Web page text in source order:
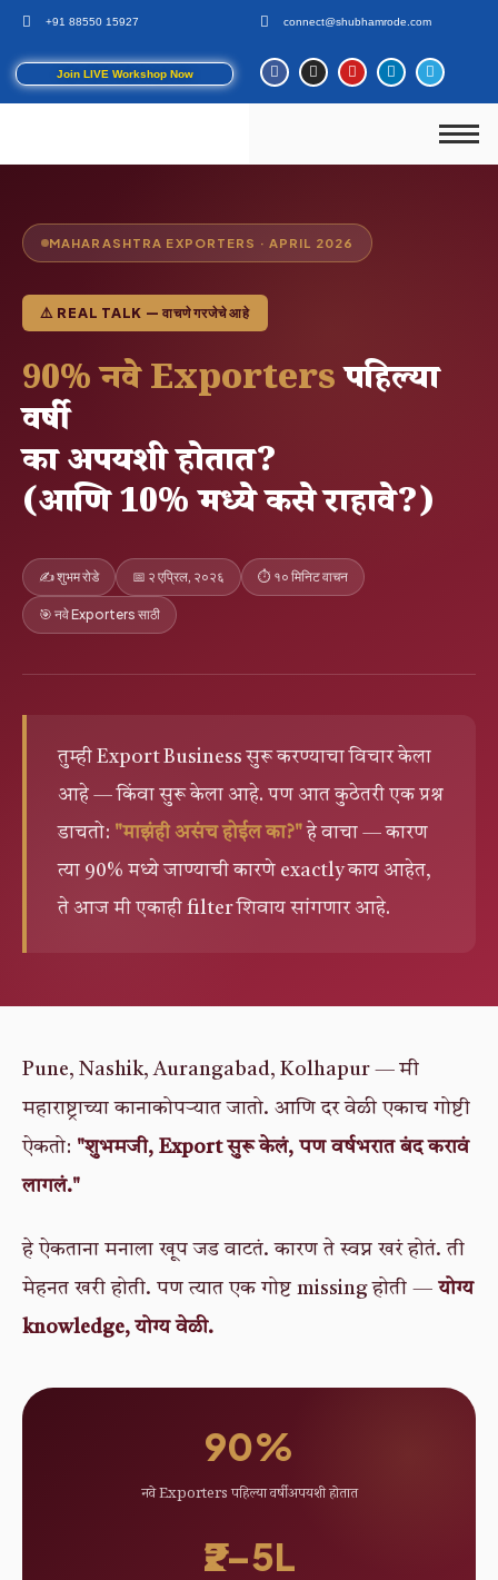
+91 88550 15927 connect@shubhamrode.com
Join LIVE Workshop Now
MAHARASHTRA EXPORTERS · APRIL 2026
⚠️ REAL TALK — वाचणे गरजेचे आहे
90% नवे Exportersपहिल्या
वर्षी
का अपयशी होतात?
(आणि 10% मध्ये कसे राहावे?)
✍️ शुभम रोडे 📅 २ एप्रिल, २०२६ ⏱ १० मिनिट वाचन
🎯 नवे Exporters साठी
तुम्ही Export Business सुरू करण्याचा विचार केला
आहे — किंवा सुरू केला आहे. पण आत कुठेतरी एक प्रश्न
डाचतो: "माझंही असंच होईल का?"हे वाचा — कारण
त्या 90% मध्ये जाण्याची कारणे exactly काय आहेत,
ते आज मी एकाही filter शिवाय सांगणार आहे.
Pune, Nashik, Aurangabad, Kolhapur — मी
महाराष्ट्राच्या कानाकोपऱ्यात जातो. आणि दर वेळी एकाच गोष्टी
ऐकतो: "शुभमजी, Export सुरू केलं, पण वर्षभरात बंद करावं
लागलं."
हे ऐकताना मनाला खूप जड वाटतं. कारण ते स्वप्न खरं होतं. ती
मेहनत खरी होती. पण त्यात एक गोष्ट missing होती — योग्य
knowledge, योग्य वेळी.
90%
नवे Exporters पहिल्या वर्षी अपयशी होतात
₹2–5L